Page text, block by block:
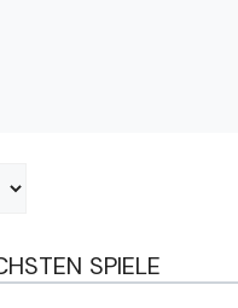
SPIELE